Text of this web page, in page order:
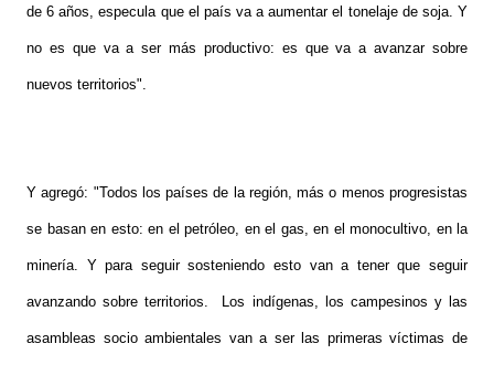
de 6 años, especula que el país va a aumentar el tonelaje de soja. Y
no es que va a ser más productivo: es que va a avanzar sobre
nuevos territorios".
Y agregó: "Todos los países de la región, más o menos progresistas
se basan en esto: en el petróleo, en el gas, en el monocultivo, en la
minería. Y para seguir sosteniendo esto van a tener que seguir
avanzando sobre territorios. Los indígenas, los campesinos y las
asambleas socio ambientales van a ser las primeras víctimas de